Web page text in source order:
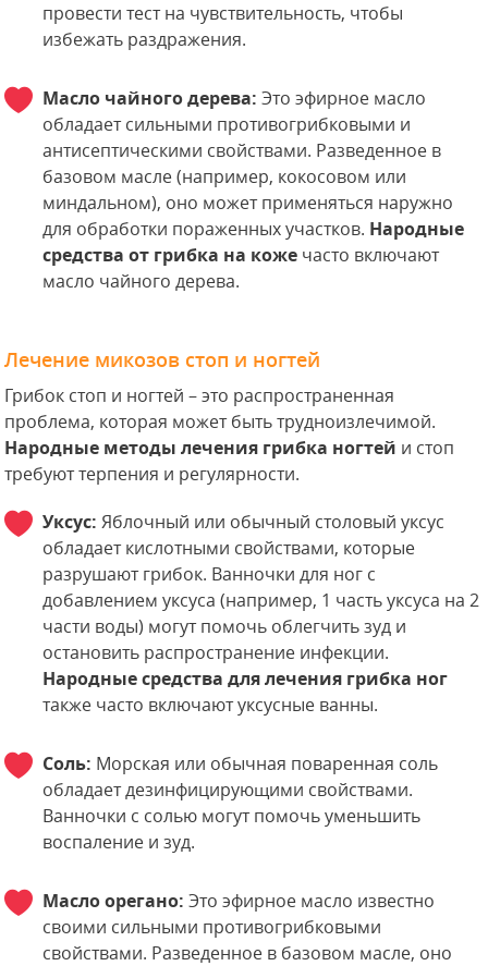
провести тест на чувствительность, чтобы
избежать раздражения.
Масло чайного дерева: Это эфирное масло
обладает сильными противогрибковыми и
антисептическими свойствами. Разведенное в
базовом масле (например, кокосовом или
миндальном), оно может применяться наружно
для обработки пораженных участков. Народные
средства от грибка на коже часто включают
масло чайного дерева.
Лечение микозов стоп и ногтей
Грибок стоп и ногтей – это распространенная
проблема, которая может быть трудноизлечимой.
Народные методы лечения грибка ногтей и стоп
требуют терпения и регулярности.
Уксус: Яблочный или обычный столовый уксус
обладает кислотными свойствами, которые
разрушают грибок. Ванночки для ног с
добавлением уксуса (например, 1 часть уксуса на 2
части воды) могут помочь облегчить зуд и
остановить распространение инфекции.
Народные средства для лечения грибка ног
также часто включают уксусные ванны.
Соль: Морская или обычная поваренная соль
обладает дезинфицирующими свойствами.
Ванночки с солью могут помочь уменьшить
воспаление и зуд.
Масло орегано: Это эфирное масло известно
своими сильными противогрибковыми
свойствами. Разведенное в базовом масле, оно